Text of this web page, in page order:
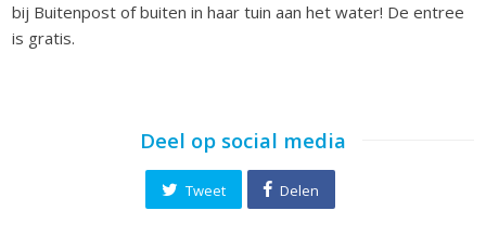
bij Buitenpost of buiten in haar tuin aan het water! De entree
is gratis.
Deel op social media
Tweet Delen